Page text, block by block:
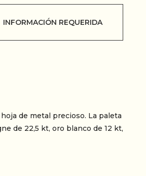
INFORMACIÓN REQUERIDA
de metal precioso. La paleta
de 22,5 kt, oro blanco de 12 kt,